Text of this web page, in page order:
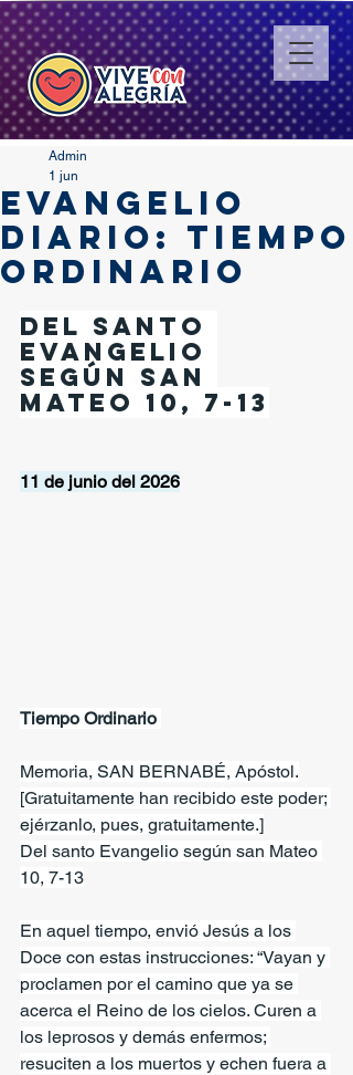
EVANGELIO
DIARIO: TIEMPO
ORDINARIO
Admin
1 jun
Del santo
Evangelio
según san
Mateo 10, 7-13
11 de junio del 2026
Tiempo Ordinario
Memoria, SAN BERNABÉ, Apóstol.
[Gratuitamente han recibido este poder;
ejérzanlo, pues, gratuitamente.]
Del santo Evangelio según san Mateo
10, 7-13
En aquel tiempo, envió Jesús a los
Doce con estas instrucciones: “Vayan y
proclamen por el camino que ya se
acerca el Reino de los cielos. Curen a
los leprosos y demás enfermos;
resuciten a los muertos y echen fuera a